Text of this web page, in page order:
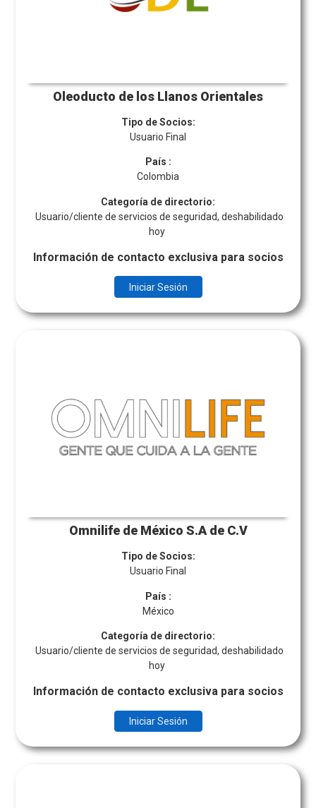
Oleoducto de los Llanos Orientales
Tipo de Socios:
Usuario Final
País :
Colombia
Categoría de directorio:
Usuario/cliente de servicios de seguridad, deshabilidado
hoy
Información de contacto exclusiva para socios
Iniciar Sesión
Omnilife de México S.A de C.V
Tipo de Socios:
Usuario Final
País :
México
Categoría de directorio:
Usuario/cliente de servicios de seguridad, deshabilidado
hoy
Información de contacto exclusiva para socios
Iniciar Sesión